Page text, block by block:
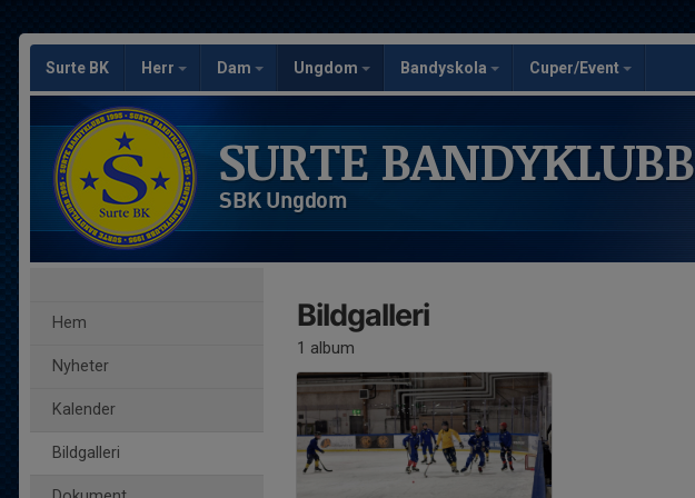
Surte BK Herr Dam Ungdom Bandyskola Cuper/Event
SURTE BANDYKLUBB
SBK Ungdom
Hem
Nyheter
Kalender
Bildgalleri
Bildgalleri
1 album